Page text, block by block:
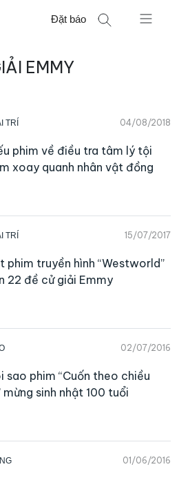
Đặt báo
EMMY
TRÍ 04/08/2018
phim về điều tra tâm lý tội
xoay quanh nhân vật đồng
TRÍ 15/07/2017
phim truyền hình “Westworld”
22 đề cử giải Emmy
02/07/2016
sao phim “Cuốn theo chiều
mừng sinh nhật 100 tuổi
01/06/2016